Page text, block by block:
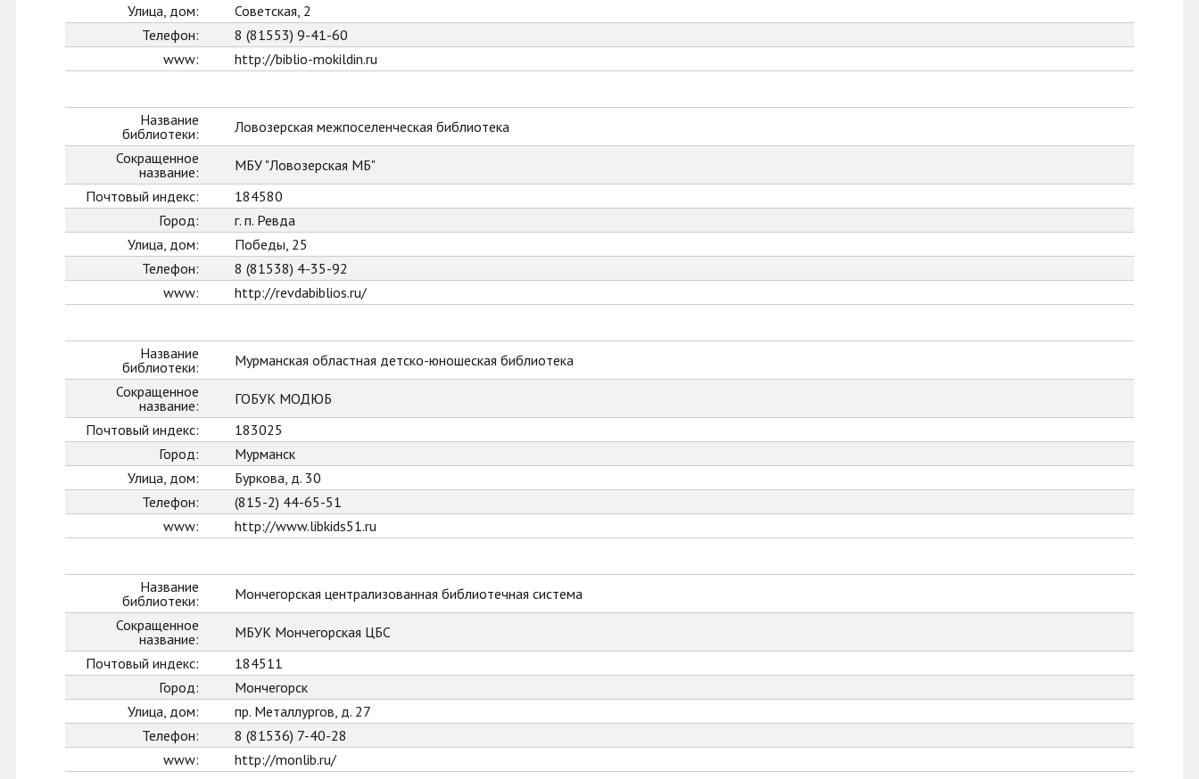
Улица, дом:
Советская, 2
Телефон:
8 (81553) 9-41-60
www:
http://biblio-mokildin.ru
Название
библиотеки:
Ловозерская межпоселенческая библиотека
Сокращенное
название:
МБУ "Ловозерская МБ"
Почтовый индекс:
184580
Город:
г. п. Ревда
Улица, дом:
Победы, 25
Телефон:
8 (81538) 4-35-92
www:
http://revdabiblios.ru/
Название
библиотеки:
Мурманская областная детско-юношеская библиотека
Сокращенное
название:
ГОБУК МОДЮБ
Почтовый индекс:
183025
Город:
Мурманск
Улица, дом:
Буркова, д. 30
Телефон:
(815-2) 44-65-51
www:
http://www.libkids51.ru
Название
библиотеки:
Мончегорская централизованная библиотечная система
Сокращенное
название:
МБУК Мончегорская ЦБС
Почтовый индекс:
184511
Город:
Мончегорск
Улица, дом:
пр. Металлургов, д. 27
Телефон:
8 (81536) 7-40-28
www:
http://monlib.ru/